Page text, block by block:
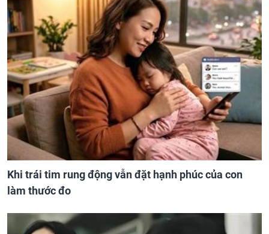
Khi trái tim rung động vẫn đặt hạnh phúc của con
làm thước đo